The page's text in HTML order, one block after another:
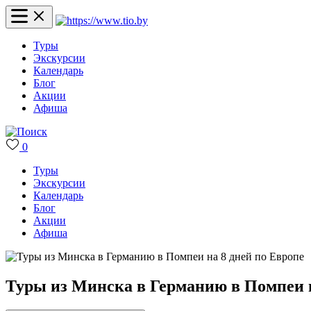
Туры
Экскурсии
Календарь
Блог
Акции
Афиша
0
Туры
Экскурсии
Календарь
Блог
Акции
Афиша
Туры из Минска в Германию в Помпеи